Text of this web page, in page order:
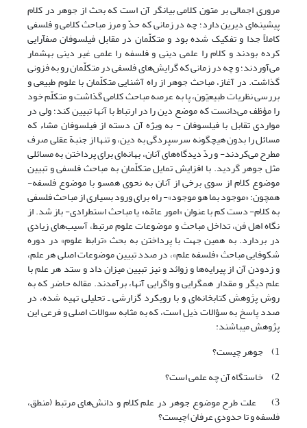
مروری اجمالی بر متون کلامی بیان‏گر آن است که بحث از جوهر در کلام
پیشینه‌ای دیرین دارد؛ چه در زمانی که حدّ و مرز مباحث کلامی و فلسفی
کاملاً جدا و تفکیک شده بود و متکلّمان در مقابل فیلسوفان صف‏آرایی
کرده بودند و کلام را علمی دینی و فلسفه را علمی غیر دینی به‏شمار
می‌آوردند؛ و چه در زمانی که گرایش‌های فلسفی در متکلّمان رو به فزونی
گذاشت. در آغاز، مباحث جوهر از راه آشنایی متکلّمان با علوم طبیعی و
بررسی نظریات طبیعیّون، پا به عرصه مباحث کلامی گذاشت و متکلّم خود
را مؤظف می‌دانست که موضع دین را در ارتباط با آنها تبیین کند؛ ولی در
مواردی تقابل با فیلسوفان - ‏به ویژه آن دسته از فیلسوفان مشاء که
مسائل را بدون هیچ‏گونه سرسپردگی به دین، و تنها از جنبة عقلی صرف
مطرح می‌کردند- و ردّ دیدگاه‌های آنان، بهانه‌ای برای پرداختن به مسائلی
مثل جوهر گردید. با افزایش تمایل متکلّمان به مباحث فلسفی و تبیین
موضوع کلام از سوی برخی از آنان به نحوی همسو با موضوع فلسفه-
همچون: «موجود بما هو موجود»- راه برای ورود بسیاری از مباحث فلسفی
به کلام- دست کم با عنوان «امور عامّه» یا مباحث استطرادی- باز شد. از
نگاه اهل فن، تداخل مباحث و موضوعات علوم مرتبط، آسیب‌های زیادی
در بردارد. به همین جهت با پرداختن به بحث «ترابط علوم» در دوره
شکوفایی مباحث «فلسفه علم»، در صدد تبیین موضوعات اصلی هر علم،
و زدودن آن از پیرایه‌ها و زوائد و نیز تبیین میزان داد و ستد هر علم با
علم دیگر و مقدار هم‏گرایی و واگرایی آنها، برآمدند. مقاله حاضر که به
روش پژوهش کتابخانه‌ای و با رویکرد گزارشی ـ تحلیلی تهیه شده، در
صدد پاسخ به سؤالات ذیل است، که به مثابه سوالات اصلی و فرعی این
پژوهش می‏باشند:
1) جوهر چیست؟
2) خاستگاه آن چه علمی است؟
3) علت طرح موضوع جوهر در علم کلام و دانش‌های مرتبط (منطق،
فلسفه و تا حدودی عرفان)چیست؟